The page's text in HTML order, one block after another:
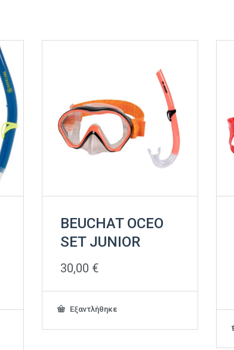
BEUCHAT OCEO
SET JUNIOR
30,00 €
Εξαντλήθηκε